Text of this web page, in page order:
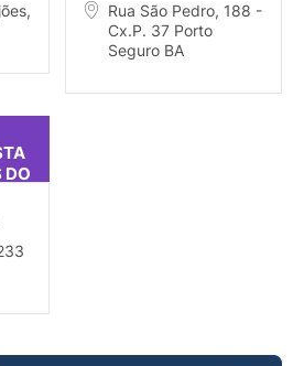
Rua São Pedro, 188 -
Cx.P. 37 Porto
Seguro BA
DO